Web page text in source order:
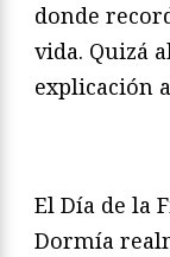
donde
vida. Quizá
explicación
El Día de la
Dormía